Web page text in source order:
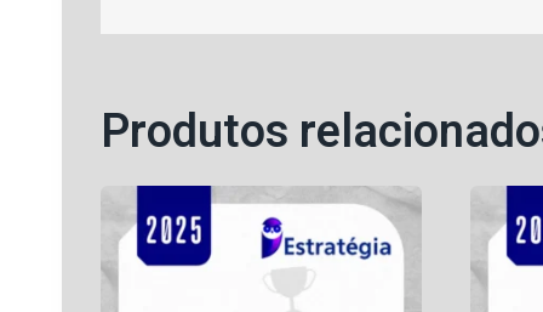
Produtos